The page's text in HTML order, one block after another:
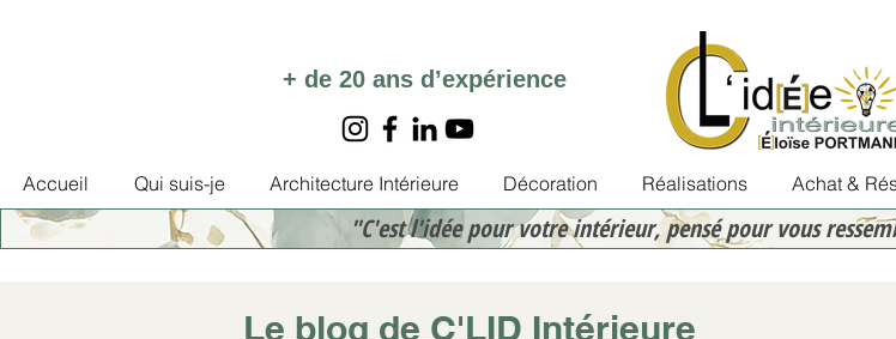
+ de 20 ans d’expérience
Accueil Qui suis-je Architecture Intérieure Décoration Réalisations Achat &
"C'est l'idée pour votre intérieur, pensé pour vous
Le blog de C'LID Intérieure